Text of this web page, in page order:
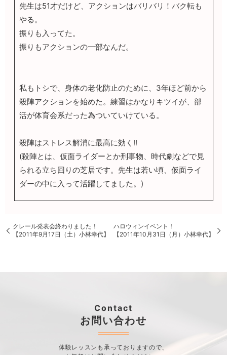
先生は51才だけど、アクションはバリバリ！バク転も
やる。
振りも入ってた。
振りもアクションの一部なんだ。
私もトシで、身体の老化防止のために、3年ほど前から
殺陣アクションを始めた。練習はかなりキツイが、部
活が体育会系だった為ついていけている。
殺陣はストレス解消に最高に効く!!
(殺陣とは、仮面ライダーとか刑事物、時代劇などで見
られる立ち回りの芝居です。先生は若い頃、仮面ライ
ダーの中に入って活躍してました。)
クレール発表会終わりました！
【2011年9月17日（土）小林幸代】
ハロウィンイベント！
【2011年10月31日（月）小林幸代】
Contact
お問い合わせ
体験レッスンも承っておりますので、